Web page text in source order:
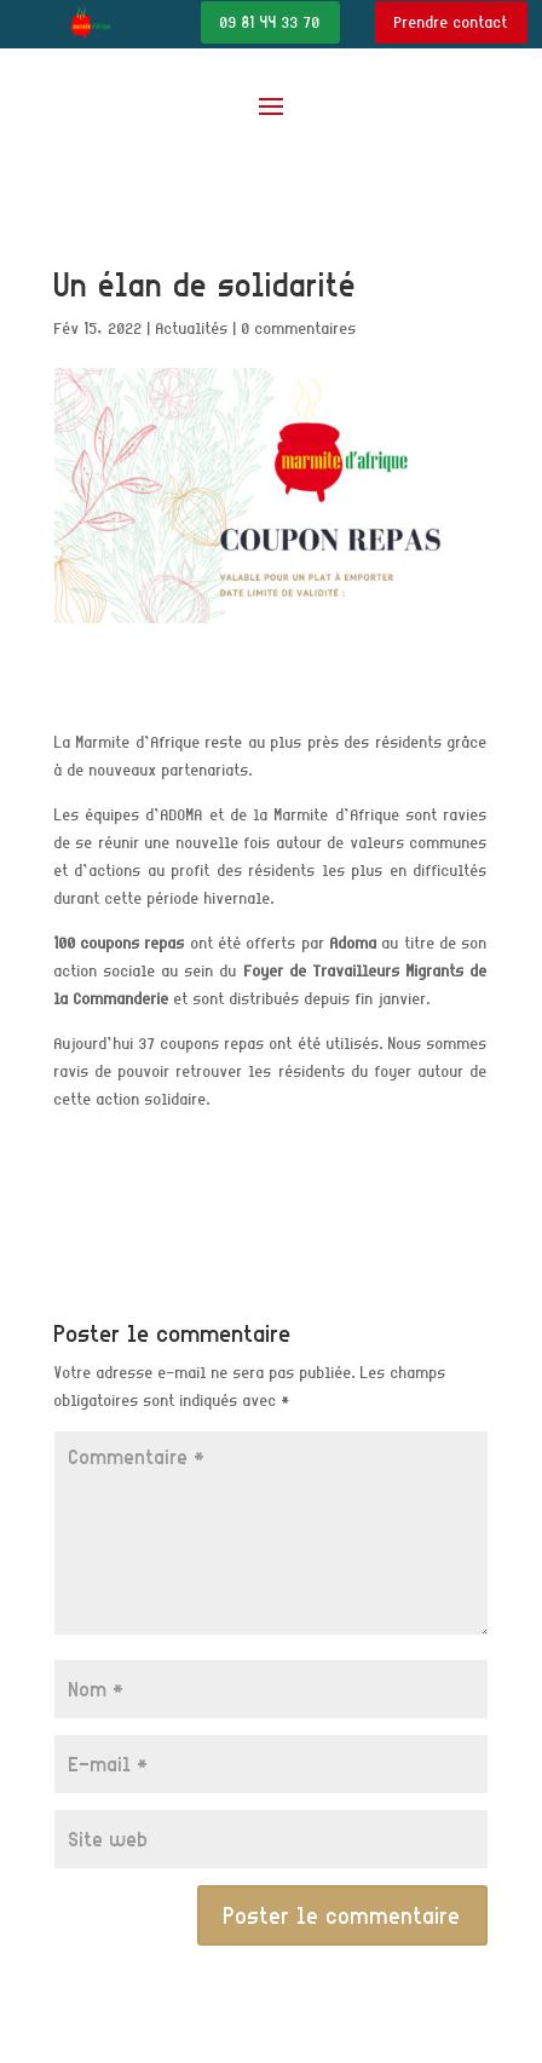
09 81 44 33 70 Prendre contact
Un élan de solidarité
Fév 15, 2022 | Actualités | 0 commentaires
La Marmite d’Afrique reste au plus près des résidents grâce
à de nouveaux partenariats.
Les équipes d’ADOMA et de la Marmite d’Afrique sont ravies
de se réunir une nouvelle fois autour de valeurs communes
et d’actions au profit des résidents les plus en difficultés
durant cette période hivernale.
100 coupons repas ont été offerts par Adoma au titre de son
action sociale au sein du Foyer de Travailleurs Migrants de
la Commanderie et sont distribués depuis fin janvier.
Aujourd’hui 37 coupons repas ont été utilisés. Nous sommes
ravis de pouvoir retrouver les résidents du foyer autour de
cette action solidaire.
Poster le commentaire
Votre adresse e-mail ne sera pas publiée. Les champs
obligatoires sont indiqués avec *